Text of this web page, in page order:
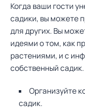
Когда ваши гости
садики, вы можете
для других. Вы
идеями о том, как
растениями, и с
собственный садик.
Организуйте
садик.
т
и
: